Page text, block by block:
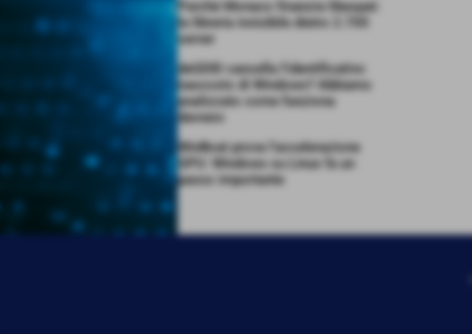
Perché Monaco finanzia libexpat:
la libreria invisibile dietro 2.700
server
deGDID cancella l’identificativo
nascosto di Windows? Abbiamo
analizzato come funziona
davvero
WinBoat prova l’accelerazione
GPU: Windows su Linux fa un
passo importante